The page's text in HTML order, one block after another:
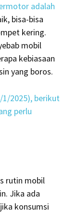
adalah
bisa-bisa
kering.
mobil
kebiasaan
yang boros.
1/2025), berikut
perlu
rutin mobil
Jika ada
konsumsi